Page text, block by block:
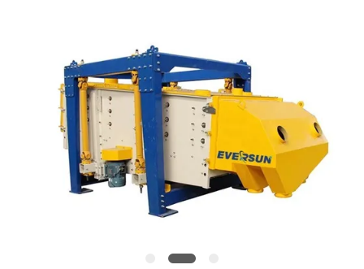
अनुरोध